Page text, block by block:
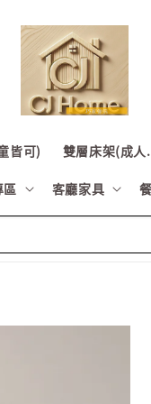
皆可) 雙層床架(成人
區 客廳家具